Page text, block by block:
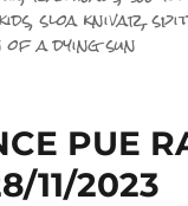
,sloa knivar,
of a dying sun
PUE
11/2023